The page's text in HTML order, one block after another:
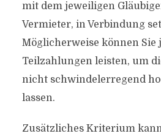
mit dem jeweiligen
Vermieter, in Verbindung
Möglicherweise können Sie
Teilzahlungen leisten, um
nicht schwindelerregend
lassen.
Zusätzliches Kriterium